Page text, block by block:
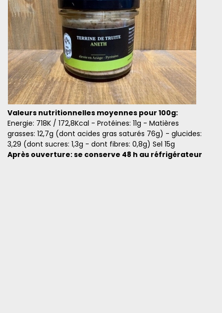
Valeurs nutritionnelles moyennes pour 100g:
Energie: 718K / 172,8Kcal - Protéines: 11g - Matières
grasses: 12,7g (dont acides gras saturés 76g) - glucides:
3,29 (dont sucres: 1,3g - dont fibres: 0,8g) Sel 15g
Après ouverture: se conserve 48 h au réfrigérateur